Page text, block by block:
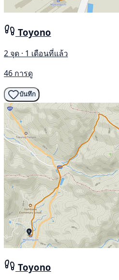
Toyono
2 จุด · 1 เดือนที่แล้ว
46 การดู
บันทึก
Toyono